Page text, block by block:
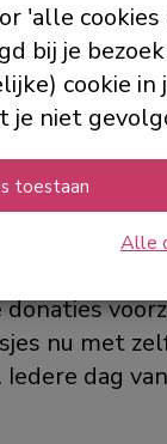
mijlpaal
nu met
dag
'alle
bij je
cookie
je niet
toestaan
Alle